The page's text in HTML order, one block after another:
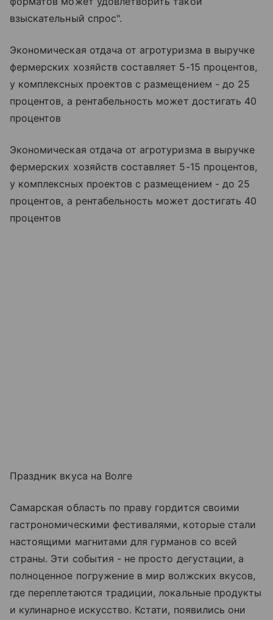
взыскательный спрос".
Экономическая отдача от агротуризма в выручке
фермерских хозяйств составляет 5-15 процентов,
у комплексных проектов с размещением - до 25
процентов, а рентабельность может достигать 40
процентов
Экономическая отдача от агротуризма в выручке
фермерских хозяйств составляет 5-15 процентов,
у комплексных проектов с размещением - до 25
процентов, а рентабельность может достигать 40
процентов
Праздник вкуса на Волге
Самарская область по праву гордится своими
гастрономическими фестивалями, которые стали
настоящими магнитами для гурманов со всей
страны. Эти события - не просто дегустации, а
полноценное погружение в мир волжских вкусов,
где переплетаются традиции, локальные продукты
и кулинарное искусство. Кстати, появились они